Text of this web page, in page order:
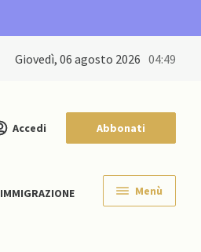
giovedì, 06 agosto 2026 04:49
Accedi Abbonati
IMMIGRAZIONE Menù